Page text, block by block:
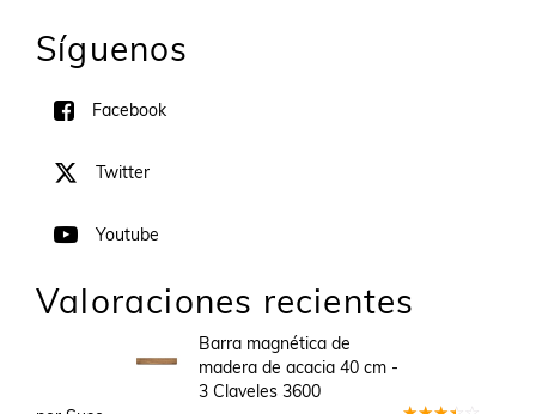
Síguenos
Facebook
Twitter
Youtube
Valoraciones recientes
Barra magnética de
madera de acacia 40 cm -
3 Claveles 3600